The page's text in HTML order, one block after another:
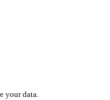
your data.